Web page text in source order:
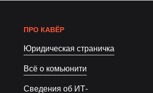
ПРО КАВЁР
Юридическая страничка
Всё о комьюнити
Сведения об ИТ-